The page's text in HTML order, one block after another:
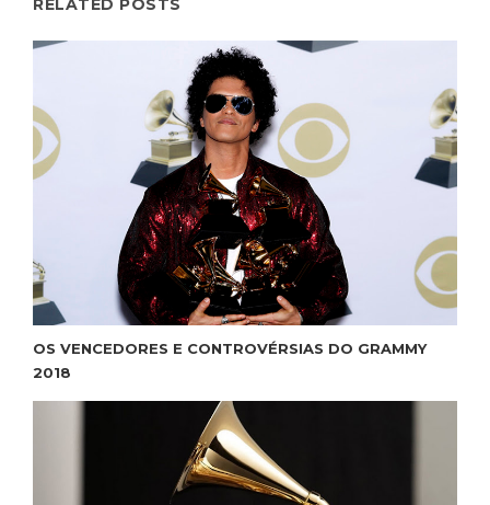
RELATED POSTS
OS VENCEDORES E CONTROVÉRSIAS DO GRAMMY
2018